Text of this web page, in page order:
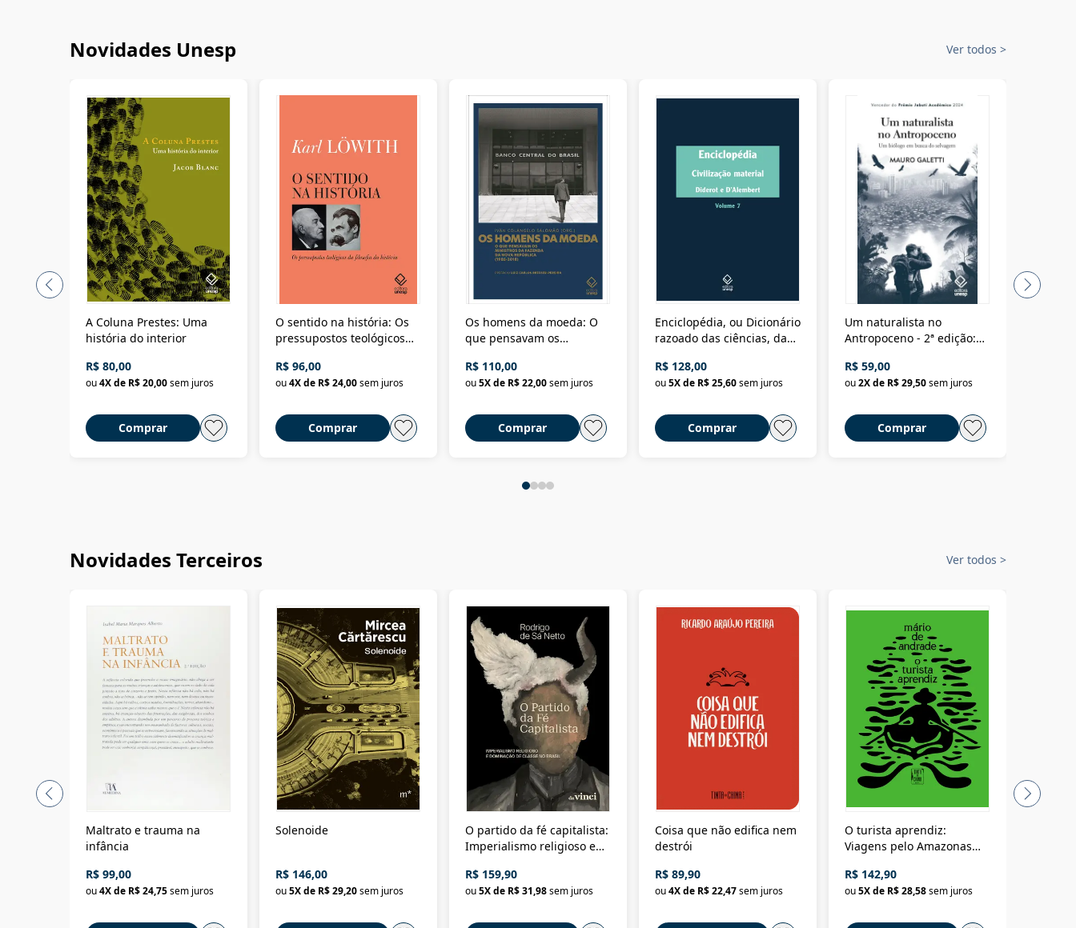
Novidades Unesp Ver todos >
A Coluna Prestes: Uma
história do interior
R$ 80,00
ou4X de R$ 20,00sem juros
Comprar
O sentido na história: Os
pressupostos teológicos
R$ 96,00
ou4X de R$ 24,00sem juros
Comprar
Os homens da moeda: O
que pensavam os
Nova República (1985-
2018)
R$ 110,00
ou5X de R$ 22,00sem juros
Comprar
Enciclopédia, ou Dicionário
razoado das ciências, das
Civilização material
R$ 128,00
ou5X de R$ 25,60sem juros
Comprar
Um naturalista no
Antropoceno - 2ª edição:
selvagem
R$ 59,00
ou2X de R$ 29,50sem juros
Comprar
Novidades Terceiros Ver todos >
Maltrato e trauma na
infância
R$ 99,00
ou4X de R$ 24,75sem juros
Solenoide
R$ 146,00
ou5X de R$ 29,20sem juros
O partido da fé capitalista:
Imperialismo religioso e
Brasil
R$ 159,90
ou5X de R$ 31,98sem juros
Coisa que não edifica nem
destrói
R$ 89,90
ou4X de R$ 22,47sem juros
O turista aprendiz:
Viagens pelo Amazonas
até a Bolívia e por Marajó
até dizer chega
R$ 142,90
ou5X de R$ 28,58sem juros